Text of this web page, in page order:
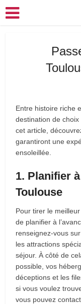
Entre histoire riche
destination de
cet article,
garantiront une
ensoleillée.
1. Planifier
Toulouse
Pour tirer le
de planifier à
renseignez-vous
les attractions
séjour. À côté de
possible, vos
déceptions et les
si vous voulez
vous pouvez